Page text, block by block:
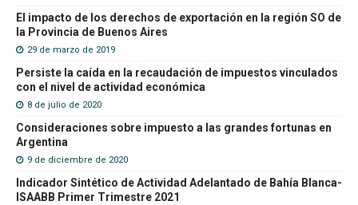
El impacto de los derechos de exportación en la región SO de
la Provincia de Buenos Aires
29 de marzo de 2019
Persiste la caída en la recaudación de impuestos vinculados
con el nivel de actividad económica
8 de julio de 2020
Consideraciones sobre impuesto a las grandes fortunas en
Argentina
9 de diciembre de 2020
Indicador Sintético de Actividad Adelantado de Bahía Blanca-
ISAABB Primer Trimestre 2021